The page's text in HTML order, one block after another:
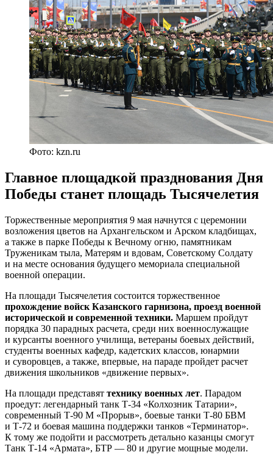
Фото: kzn.ru
Главное площадкой празднования Дня
Победы станет площадь Тысячелетия
Торжественные мероприятия 9 мая начнутся с церемонии
возложения цветов на Архангельском и Арском кладбищах,
а также в парке Победы к Вечному огню, памятникам
Труженикам тыла, Матерям и вдовам, Советскому Солдату
и на месте основания будущего мемориала специальной
военной операции.
На площади Тысячелетия состоится торжественное
прохождение войск Казанского гарнизона, проезд военной
исторической и современной техники. Маршем пройдут
порядка 30 парадных расчета, среди них военнослужащие
и курсанты военного училища, ветераны боевых действий,
студенты военных кафедр, кадетских классов, юнармии
и суворовцев, а также, впервые, на параде пройдет расчет
движения школьников «движение первых».
На площади представят технику военных лет. Парадом
проедут: легендарный танк Т-34 «Колхозник Татарии»,
современный Т-90 М «Прорыв», боевые танки Т-80 БВМ
и Т-72 и боевая машина поддержки танков «Терминатор».
К тому же подойти и рассмотреть детально казанцы смогут
Танк Т-14 «Армата», БТР — 80 и другие мощные модели.